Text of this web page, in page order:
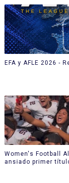
EFA y AFLE 2026 -
Women's Football
ansiado primer